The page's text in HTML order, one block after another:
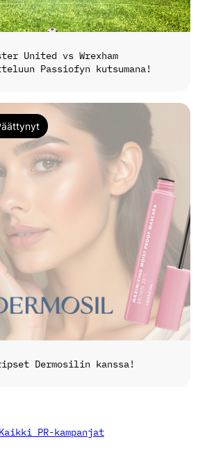
United vs Wrexham
Passiofyn kutsumana!
Dermosilin kanssa!
Kaikki PR-kampanjat